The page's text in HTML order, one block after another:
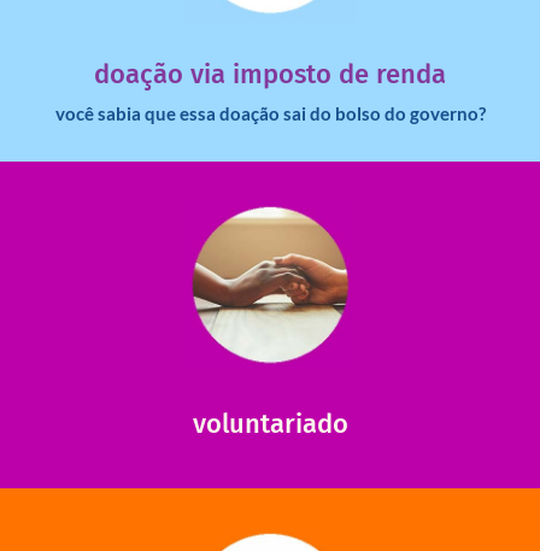
doação via imposto de renda
você sabia que essa doação sai do bolso do governo?
imposto de renda para uma instituição e que esse
voluntariado
ajudar com certos assuntos. Entre em contato conosco e
saiba como nos ajudar.
saiba mais